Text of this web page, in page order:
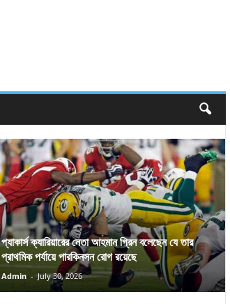
প্যাকার্স ক্যারিয়ারের নেতা আহমান গ্রিন বলেছেন যে তার
প্রাথমিক পর্যায়ে পারকিনসন রোগ রয়েছে
Admin - July 30, 2026